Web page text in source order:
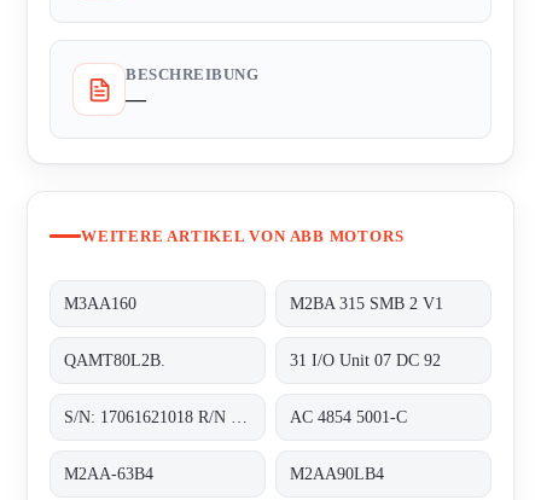
BESCHREIBUNG
—
WEITERE ARTIKEL VON ABB MOTORS
M3AA160 M2BA 315 SMB 2 V1
QAMT80L2B. 31 I/O Unit 07 DC 92
AC 4854 5001-C
M2AA-63B4 M2AA90LB4